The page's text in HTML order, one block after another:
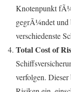
Knotenpunkt
gegrÃ¼ndet und
verschiedenste
Total Cost of
verfolgen.